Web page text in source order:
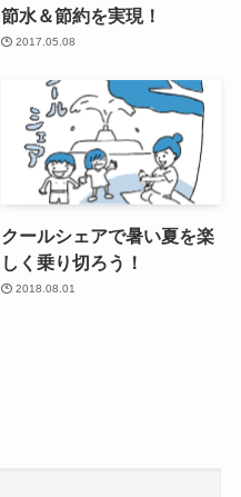
節水＆節約を実現！
2017.05.08
クールシェアで暑い夏を楽
しく乗り切ろう！
2018.08.01